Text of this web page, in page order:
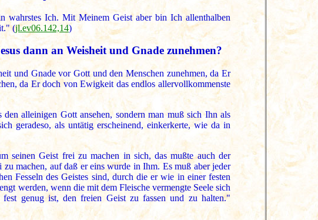
wahrstes Ich. Mit Meinem Geist aber bin Ich allenthalben
(jl.ev06.142,14)
dann an Weisheit und Gnade zunehmen?
und Gnade vor Gott und den Menschen zunehmen, da Er
da Er doch von Ewigkeit das endlos allervollkommenste
alleinigen Gott ansehen, sondern man muß sich Ihn als
geradeso, als untätig erscheinend, einkerkerte, wie da in
seinen Geist frei zu machen in sich, das mußte auch der
machen, auf daß er eins wurde in Ihm. Es muß aber jeder
Fesseln des Geistes sind, durch die er wie in einer festen
werden, wenn die mit dem Fleische vermengte Seele sich
genug ist, den freien Geist zu fassen und zu halten."